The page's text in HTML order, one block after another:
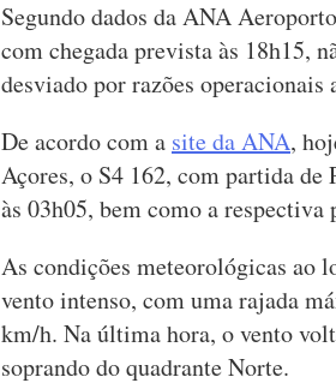
Segundo dados da ANA
com chegada prevista às 18h15,
desviado por razões operacionais
De acordo com a site da ANA,
Açores, o S4 162, com partida de
às 03h05, bem como a
As condições meteorológicas ao
vento intenso, com uma rajada
km/h. Na última hora, o vento
soprando do quadrante Norte.